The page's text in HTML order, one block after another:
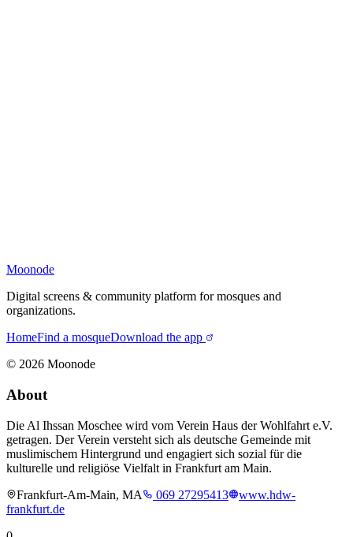
Moonode
Digital screens & community platform for mosques and
organizations.
HomeFind a mosqueDownload the app
© 2026 Moonode
About
Die Al Ihssan Moschee wird vom Verein Haus der Wohlfahrt e.V.
getragen. Der Verein versteht sich als deutsche Gemeinde mit
muslimischem Hintergrund und engagiert sich sozial für die
kulturelle und religiöse Vielfalt in Frankfurt am Main.
Frankfurt-Am-Main, MA
069 27295413
www.hdw-
frankfurt.de